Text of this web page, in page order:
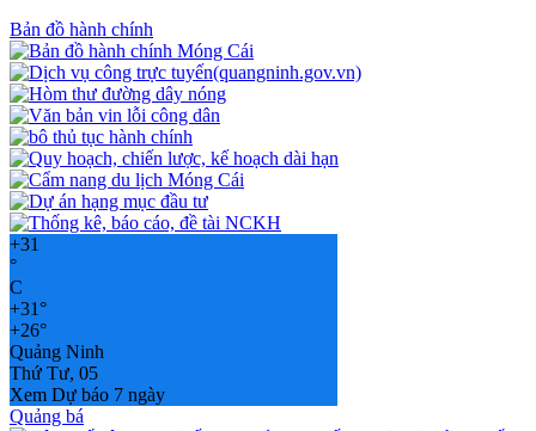
Bản đồ hành chính
+31
°
C
+31°
+26°
Quảng Ninh
Thứ Tư, 05
Xem Dự báo 7 ngày
Quảng bá